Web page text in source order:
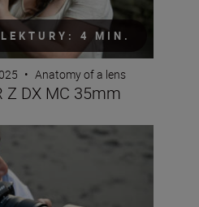
4 MIN.
• Anatomy of a lens
Z DX MC 35mm
16-50mm f/2.8 VR